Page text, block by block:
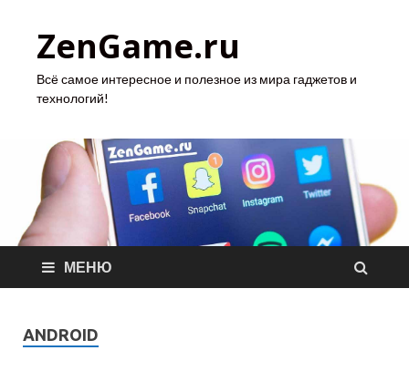
ZenGame.ru
Всё самое интересное и полезное из мира гаджетов и
технологий!
МЕНЮ
ANDROID